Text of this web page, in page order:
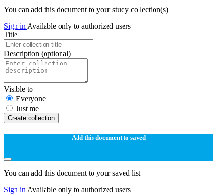
You can add this document to your study collection(s)
Sign in Available only to authorized users
Title
Description (optional)
Visible to
Everyone
Just me
Create collection
Add this document to saved
You can add this document to your saved list
Sign in Available only to authorized users